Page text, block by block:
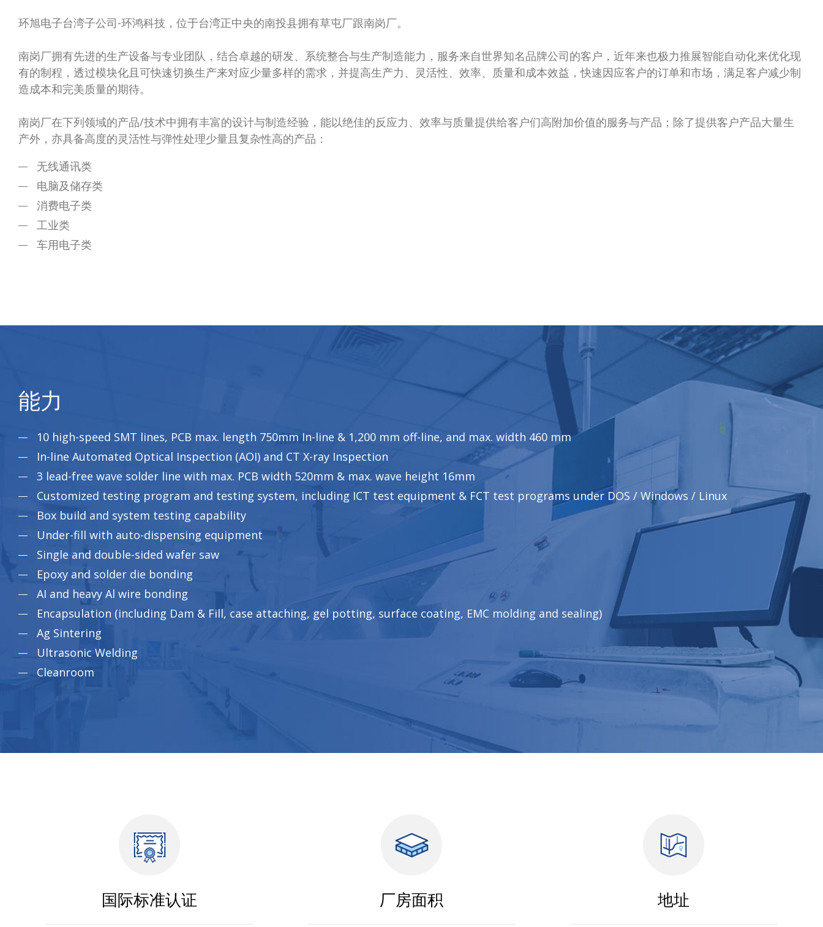
环旭电子台湾子公司-环鸿科技，位于台湾正中央的南投县拥有草屯厂跟南岗厂。
南岗厂拥有先进的生产设备与专业团队，结合卓越的研发、系统整合与生产制造能力，服务来自世界知名品牌公司的客户，近年来也极力推展智能自动化来优化现
有的制程，透过模块化且可快速切换生产来对应少量多样的需求，并提高生产力、灵活性、效率、质量和成本效益，快速因应客户的订单和市场，满足客户减少制
造成本和完美质量的期待。
南岗厂在下列领域的产品/技术中拥有丰富的设计与制造经验，能以绝佳的反应力、效率与质量提供给客户们高附加价值的服务与产品；除了提供客户产品大量生
产外，亦具备高度的灵活性与弹性处理少量且复杂性高的产品：
无线通讯类
电脑及储存类
消费电子类
工业类
车用电子类
能力
10 high-speed SMT lines, PCB max. length 750mm In-line & 1,200 mm off-line, and max. width 460 mm
In-line Automated Optical Inspection (AOI) and CT X-ray Inspection
3 lead-free wave solder line with max. PCB width 520mm & max. wave height 16mm
Customized testing program and testing system, including ICT test equipment & FCT test programs under DOS / Windows / Linux
Box build and system testing capability
Under-fill with auto-dispensing equipment
Single and double-sided wafer saw
Epoxy and solder die bonding
AI and heavy Al wire bonding
Encapsulation (including Dam & Fill, case attaching, gel potting, surface coating, EMC molding and sealing)
Ag Sintering
Ultrasonic Welding
Cleanroom
国际标准认证 厂房面积 地址